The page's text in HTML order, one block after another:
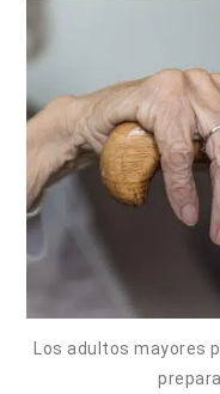
Los adultos mayores